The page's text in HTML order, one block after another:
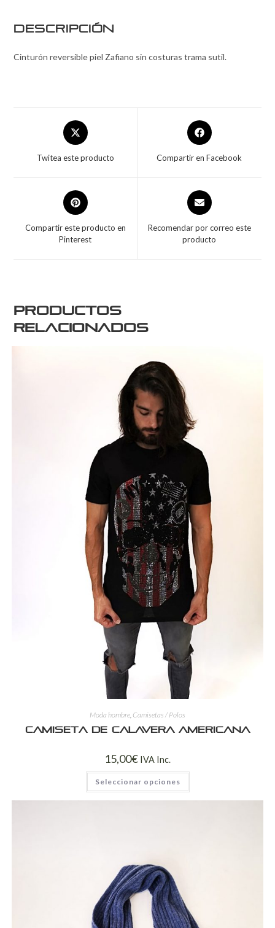
Descripción
Cinturón reversible piel Zafiano sin costuras trama sutil.
Twitea este producto Compartir en Facebook
Compartir este producto en
Pinterest
Recomendar por correo este
producto
Productos
relacionados
Moda hombre, Camisetas / Polos
Camiseta de calavera americana
15,00€ IVA Inc.
Seleccionar opciones